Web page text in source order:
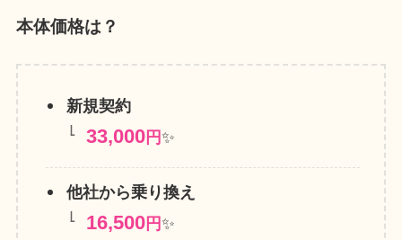
本体価格は？
新規契約
33,000 円✨
他社から乗り換え
16,500 円✨